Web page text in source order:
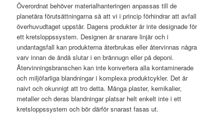
Överordnat behöver materialhanteringen anpassas till de
planetära förutsättningarna så att vi i princip förhindrar att avfall
överhuvudtaget uppstår. Dagens produkter är inte designade för
ett kretsloppssystem. Designen är snarare linjär och i
undantagsfall kan produkterna återbrukas eller återvinnas några
varv innan de ändå slutar i en brännugn eller på deponi.
Återvinningsbranschen kan inte konvertera alla kontaminerade
och miljöfarliga blandningar i komplexa produktcykler. Det är
naivt och okunnigt att tro detta. Många plaster, kemikalier,
metaller och deras blandningar platsar helt enkelt inte i ett
kretsloppssystem och bör därför snarast fasas ut.